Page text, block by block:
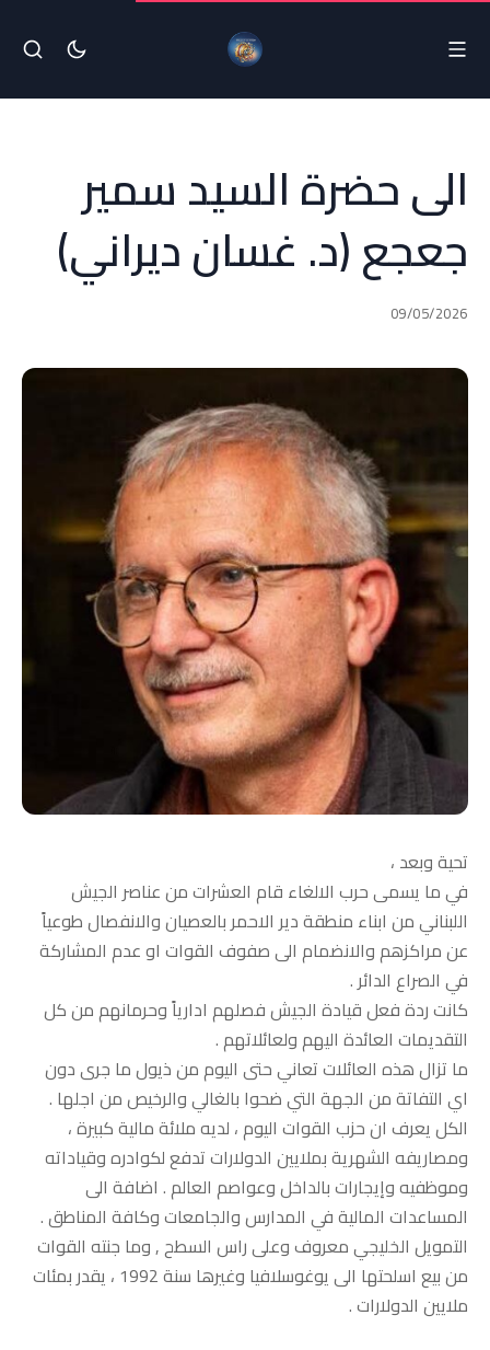
الى حضرة السيد سمير
جعجع (د. غسان ديراني)
09/05/2026
تحية وبعد ،
في ما يسمى حرب الالغاء قام العشرات من عناصر الجيش
اللبناني من ابناء منطقة دير الاحمر بالعصيان والانفصال طوعياً
عن مراكزهم والانضمام الى صفوف القوات او عدم المشاركة
في الصراع الدائر .
كانت ردة فعل قيادة الجيش فصلهم ادارياً وحرمانهم من كل
التقديمات العائدة اليهم ولعائلاتهم .
ما تزال هذه العائلات تعاني حتى اليوم من ذيول ما جرى دون
اي التفاتة من الجهة التي ضحوا بالغالي والرخيص من اجلها .
الكل يعرف ان حزب القوات اليوم ، لديه ملائة مالية كبيرة ،
ومصاريفه الشهرية بملايين الدولارات تدفع لكوادره وقياداته
وموظفيه وإيجارات بالداخل وعواصم العالم . اضافة الى
المساعدات المالية في المدارس والجامعات وكافة المناطق .
التمويل الخليجي معروف وعلى راس السطح , وما جنته القوات
من بيع اسلحتها الى يوغوسلافيا وغيرها سنة 1992 ، يقدر بمئات
ملايين الدولارات .